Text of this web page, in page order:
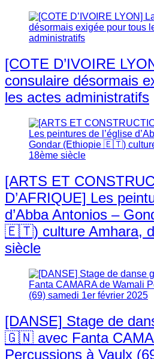
[COTE D’IVOIRE
consulaire désormais
les actes administratifs
[ARTS ET
D’AFRIQUE] Les
d’Abba Antonios –
🇪🇹) culture Amhara,
siècle
[DANSE] Stage de
🇬🇳 avec Fanta
Percussions à Vaulx